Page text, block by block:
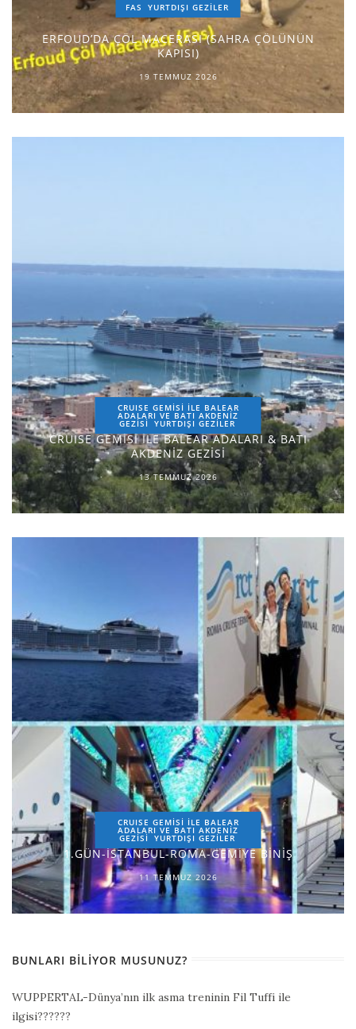
FAS YURTDIŞI GEZILER
ERFOUD’DA ÇÖL MACERASI (SAHRA ÇÖLÜNÜN
KAPISI)
19 TEMMUZ 2026
CRUISE GEMİSİ İLE BALEAR
ADALARI VE BATI AKDENİZ
GEZİSİ YURTDIŞI GEZILER
CRUISE GEMİSİ İLE BALEAR ADALARI & BATI
AKDENİZ GEZİSİ
13 TEMMUZ 2026
CRUISE GEMİSİ İLE BALEAR
ADALARI VE BATI AKDENİZ
GEZİSİ YURTDIŞI GEZILER
1.GÜN-İSTANBUL-ROMA-GEMİYE BİNİŞ
11 TEMMUZ 2026
BUNLARI BILIYOR MUSUNUZ?
WUPPERTAL-Dünya’nın ilk asma treninin Fil Tuffi ile
ilgisi??????